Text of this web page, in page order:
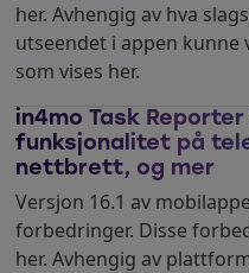
her. Avhengig av hva
utseendet i appen
som vises her.
in4mo Task Reporter
funksjonalitet på
nettbrett, og mer
Versjon 16.1 av
forbedringer. Disse
her. Avhengig av